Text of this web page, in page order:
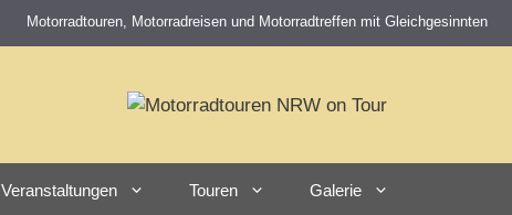
Motorradtouren, Motorradreisen und Motorradtreffen mit Gleichgesinnten
Veranstaltungen Touren Galerie